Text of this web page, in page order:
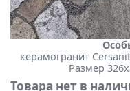
керамогранит
Размер
Товара нет в